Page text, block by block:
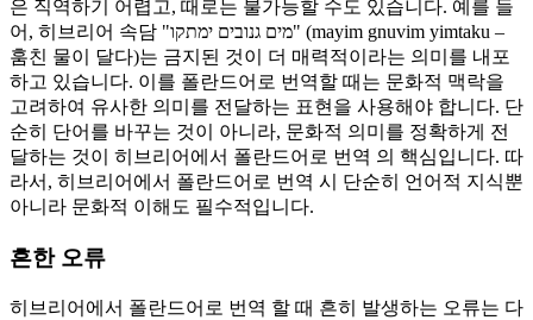
은 직역하기 어렵고, 때로는 불가능할 수도 있습니다. 예를 들
어, 히브리어 속담 "מים גנובים ימתקו" (mayim gnuvim yimtaku –
훔친 물이 달다)는 금지된 것이 더 매력적이라는 의미를 내포
하고 있습니다. 이를 폴란드어로 번역할 때는 문화적 맥락을
고려하여 유사한 의미를 전달하는 표현을 사용해야 합니다. 단
순히 단어를 바꾸는 것이 아니라, 문화적 의미를 정확하게 전
달하는 것이 히브리어에서 폴란드어로 번역 의 핵심입니다. 따
라서, 히브리어에서 폴란드어로 번역 시 단순히 언어적 지식뿐
아니라 문화적 이해도 필수적입니다.
흔한 오류
히브리어에서 폴란드어로 번역 할 때 흔히 발생하는 오류는 다